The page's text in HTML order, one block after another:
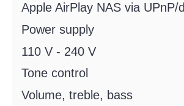
Apple AirPlay NAS via UPnP/
Power supply
110 V - 240 V
Tone control
Volume, treble, bass